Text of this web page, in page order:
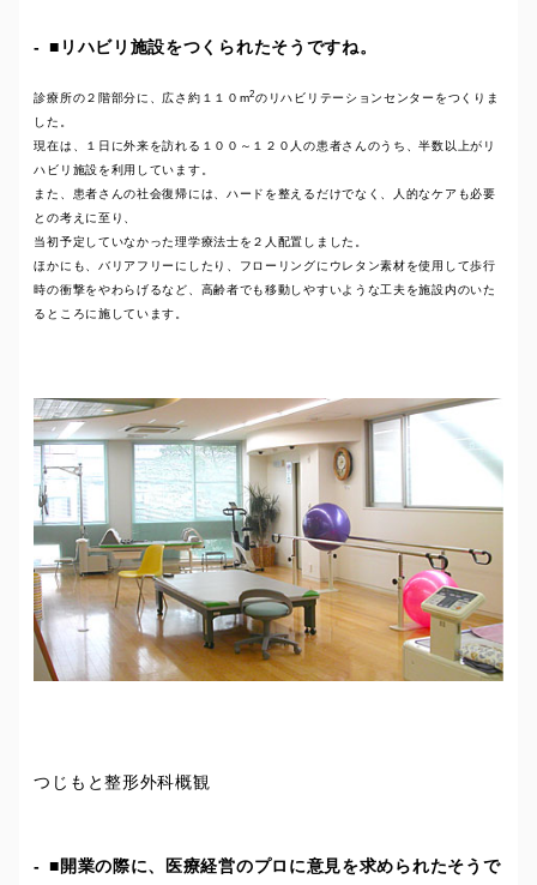
■リハビリ施設をつくられたそうですね。
診療所の２階部分に、広さ約１１０m2のリハビリテーションセンターをつくりま
した。
現在は、１日に外来を訪れる１００～１２０人の患者さんのうち、半数以上がリ
ハビリ施設を利用しています。
また、患者さんの社会復帰には、ハードを整えるだけでなく、人的なケアも必要
との考えに至り、
当初予定していなかった理学療法士を２人配置しました。
ほかにも、バリアフリーにしたり、フローリングにウレタン素材を使用して歩行
時の衝撃をやわらげるなど、高齢者でも移動しやすいような工夫を施設内のいた
るところに施しています。
つじもと整形外科概観
■開業の際に、医療経営のプロに意見を求められたそうで